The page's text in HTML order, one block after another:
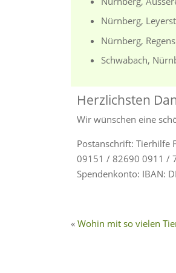
Nürnberg,
Nürnberg,
Schwabach,
Herzlichsten
Wir wünschen eine
Postanschrift: Tierhilfe
09151 / 82690 0911 /
Spendenkonto: IBAN:
Wohin mit so vielen